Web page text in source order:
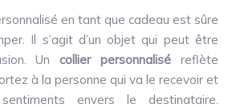
en tant que cadeau est sûre
Il s’agit d’un objet qui peut être
Un collier personnalisé reflète
à la personne qui va le recevoir et
envers le destinataire.